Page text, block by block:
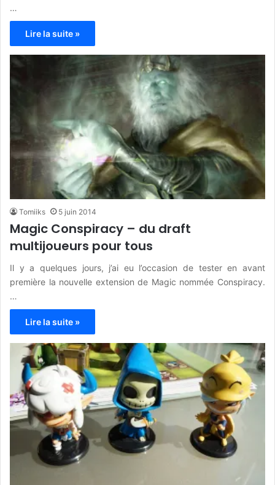
…
Lire la suite »
Tomiiks 5 juin 2014
Magic Conspiracy – du draft
multijoueurs pour tous
Il y a quelques jours, j’ai eu l’occasion de tester en avant
première la nouvelle extension de Magic nommée Conspiracy.
…
Lire la suite »